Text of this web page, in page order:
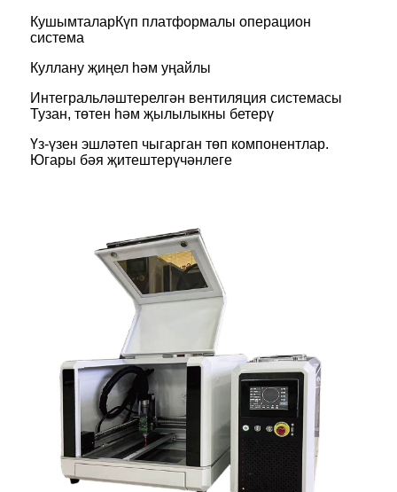
КушымталарКүп платформалы операцион
система
Куллану җиңел һәм уңайлы
Интегральләштерелгән вентиляция системасы
Тузан, төтен һәм җылылыкны бетерү
Үз-үзен эшләтеп чыгарган төп компонентлар.
Югары бәя җитештерүчәнлеге